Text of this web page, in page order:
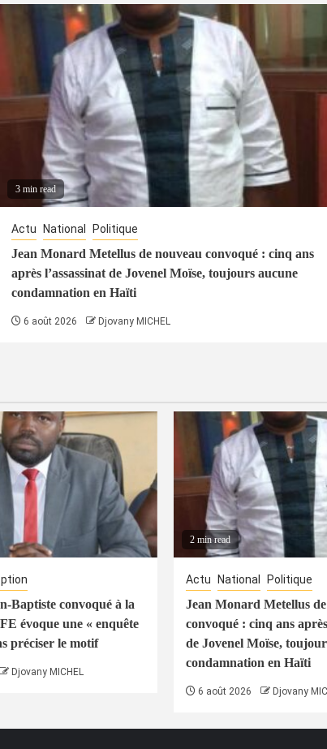
3 min read
Actu National Politique
Jean Monard Metellus de nouveau convoqué : cinq ans
après l’assassinat de Jovenel Moïse, toujours aucune
condamnation en Haïti
6 août 2026 Djovany MICHEL
Baptiste convoqué à la
évoque une « enquête
préciser le motif
Djovany MICHEL
2 min read
Actu National Politique
Jean Monard Metellus
convoqué : cinq ans
de Jovenel Moïse,
condamnation en Haïti
6 août 2026 Djovany